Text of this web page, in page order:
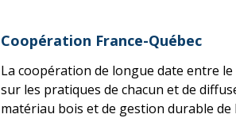
Coopération France-Québec
La coopération de longue date entre le
sur les pratiques de chacun et de
matériau bois et de gestion durable de